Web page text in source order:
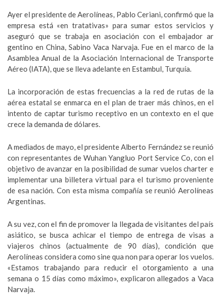
Ayer el presidente de Aerolíneas, Pablo Ceriani, confirmó que la
empresa está «en tratativas» para sumar estos servicios y
aseguró que se trabaja en asociación con el embajador ar
gentino en China, Sabino Vaca Narvaja. Fue en el marco de la
Asamblea Anual de la Asociación Internacional de Transporte
Aéreo (IATA), que se lleva adelante en Estambul, Turquía.
La incorporación de estas frecuencias a la red de rutas de la
aérea estatal se enmarca en el plan de traer más chinos, en el
intento de captar turismo receptivo en un contexto en el que
crece la demanda de dólares.
A mediados de mayo, el presidente Alberto Fernández se reunió
con representantes de Wuhan Yangluo Port Service Co, con el
objetivo de avanzar en la posibilidad de sumar vuelos charter e
implementar una billetera virtual para el turismo proveniente
de esa nación. Con esta misma compañía se reunió Aerolíneas
Argentinas.
A su vez, con el fin de promover la llegada de visitantes del país
asiático, se busca achicar el tiempo de entrega de visas a
viajeros chinos (actualmente de 90 días), condición que
Aerolíneas considera como sine qua non para operar los vuelos.
«Estamos trabajando para reducir el otorgamiento a una
semana o 15 días como máximo», explicaron allegados a Vaca
Narvaja.